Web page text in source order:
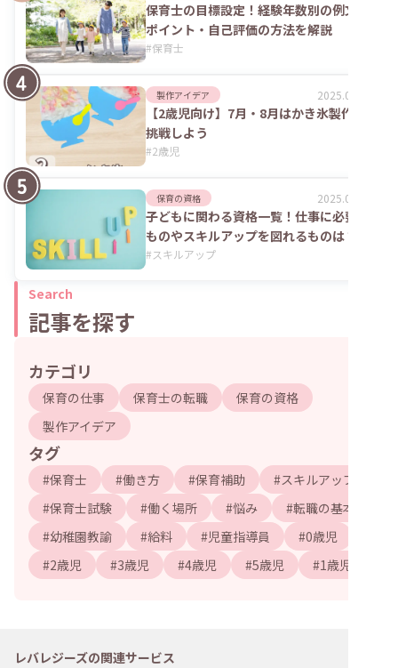
保育士の目標設定！経験年数別の例文や
ポイント・自己評価の方法を解説
#保育士
製作アイデア 2025.09.04
【2歳児向け】7月・8月はかき氷製作に
挑戦しよう
#2歳児
保育の資格 2025.06.02
子どもに関わる資格一覧！仕事に必要な
ものやスキルアップを図れるものは？
#スキルアップ
Search
記事を探す
カテゴリ
保育の仕事 保育士の転職
保育の資格
製作アイデア
タグ
#保育士 #働き方 #保育補助 #スキルアップ
#保育士試験 #働く場所 #悩み #転職の基本
#幼稚園教諭 #給料 #児童指導員 #0歳児
#2歳児 #3歳児 #4歳児 #5歳児 #1歳児
レバレジーズの関連サービス